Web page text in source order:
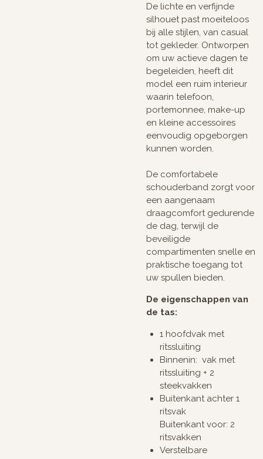
De lichte en verfijnde
silhouet past moeiteloos
bij alle stijlen, van casual
tot gekleder. Ontworpen
om uw actieve dagen te
begeleiden, heeft dit
model een ruim interieur
waarin telefoon,
portemonnee, make-up
en kleine accessoires
eenvoudig opgeborgen
kunnen worden.
De comfortabele
schouderband zorgt voor
een aangenaam
draagcomfort gedurende
de dag, terwijl de
beveiligde
compartimenten snelle en
praktische toegang tot
uw spullen bieden.
De eigenschappen van
de tas:
1 hoofdvak met
ritssluiting
Binnenin: vak met
ritssluiting + 2
steekvakken
Buitenkant achter 1
ritsvak
Buitenkant voor: 2
ritsvakken
Verstelbare